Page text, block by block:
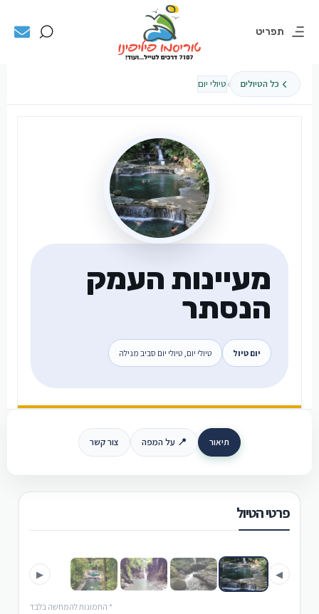
תפריט
כל הטיולים ›טיולי יום
מעיינות העמק
הנסתר
יום טיול טיולי יום, טיולי יום סביב מנילה
תיאור 📍 על המפה צור קשר
פרטי הטיול
◀
▶
* התמונות להמחשה בלבד